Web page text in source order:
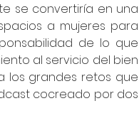
se convertiría en una
a mujeres para
de lo que
al servicio del bien
los grandes retos que
cocreado por dos